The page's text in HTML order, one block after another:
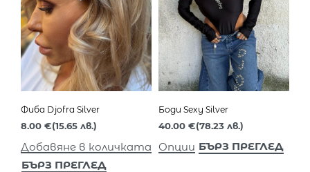
Фиба Djofra Silver
8.00 €(15.65 лв.)
Добавяне в количката
БЪРЗ ПРЕГЛЕД
Боди Sexy Silver
40.00 €(78.23 лв.)
Опции БЪРЗ ПРЕГЛЕД